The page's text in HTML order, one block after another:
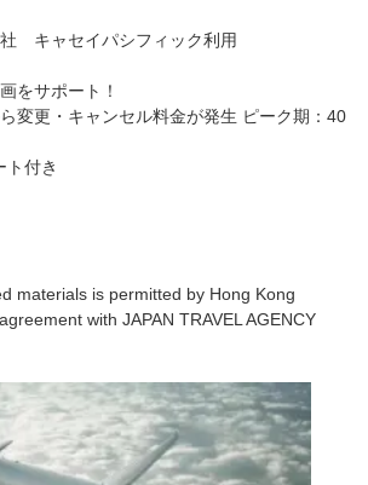
キャセイパシフィック利用
をサポート！
変更・キャンセル料金が発生 ピーク期：40
ト付き
materials is permitted by Hong Kong
with JAPAN TRAVEL AGENCY